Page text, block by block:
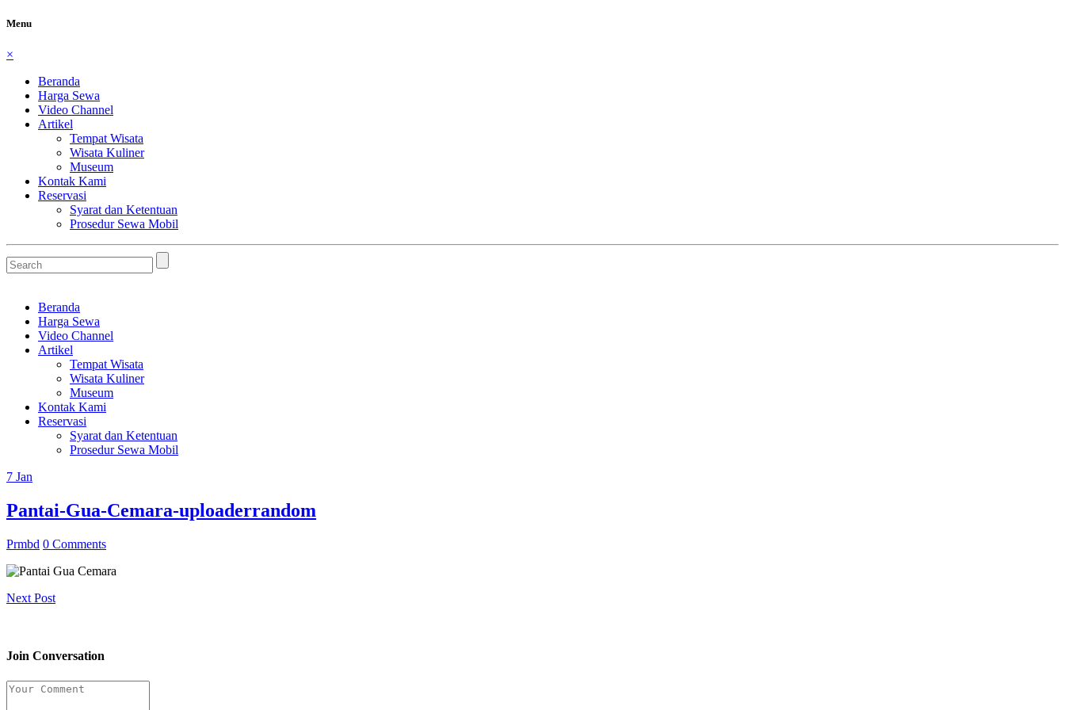
Menu
×
Beranda
Harga Sewa
Video Channel
Artikel
Tempat Wisata
Wisata Kuliner
Museum
Kontak Kami
Reservasi
Syarat dan Ketentuan
Prosedur Sewa Mobil
Beranda
Harga Sewa
Video Channel
Artikel
Tempat Wisata
Wisata Kuliner
Museum
Kontak Kami
Reservasi
Syarat dan Ketentuan
Prosedur Sewa Mobil
7 Jan
Pantai-Gua-Cemara-uploaderrandom
Prmbd 0 Comments
Next Post
Join Conversation